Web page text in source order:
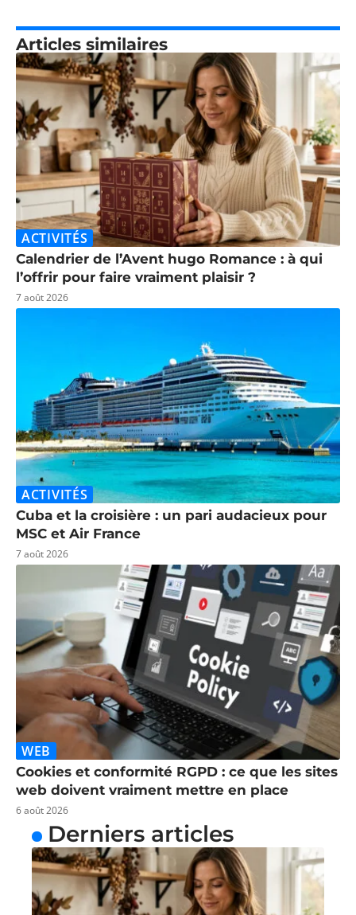
Articles similaires
ACTIVITÉS
Calendrier de l’Avent hugo Romance : à qui
l’offrir pour faire vraiment plaisir ?
7 août 2026
ACTIVITÉS
Cuba et la croisière : un pari audacieux pour
MSC et Air France
7 août 2026
WEB
Cookies et conformité RGPD : ce que les sites
web doivent vraiment mettre en place
6 août 2026
Derniers articles